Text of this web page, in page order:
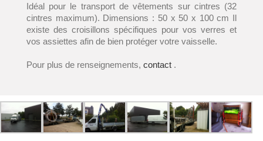
Idéal pour le transport de vêtements sur cintres (32
cintres maximum). Dimensions : 50 x 50 x 100 cm Il
existe des croisillons spécifiques pour vos verres et
vos assiettes afin de bien protéger votre vaisselle.
Pour plus de renseignements, contact.